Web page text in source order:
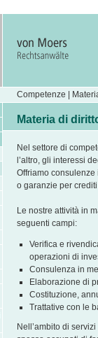
Competenze |
Materia di
Nel settore di
l’altro, gli interessi
Offriamo
o garanzie per
Le nostre attività in
seguenti campi:
Verifica e
operazioni di
Consulenza in
Elaborazione di
Costituzione,
Trattative con le
Nell’ambito di